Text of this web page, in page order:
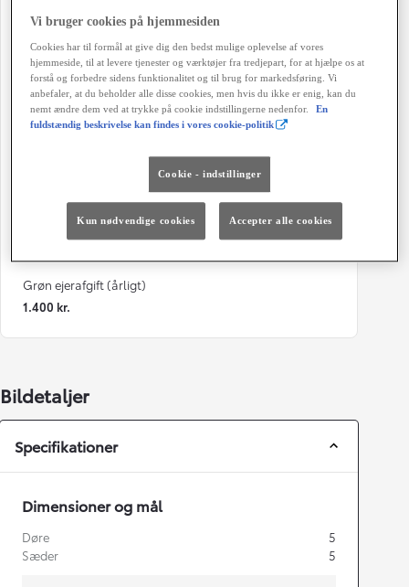
06-2024
Kilometertal
23.000 km
Brændstof
Hybrid Benzin
Karosseri
Hestekræfter
Geartype
Automatisk gearkasse
Farve
Grøn ejerafgift (årligt)
1.400 kr.
Bildetaljer
Specifikationer
Dimensioner og mål
Døre
5
Sæder
5
Vi bruger cookies på hjemmesiden
Cookies har til formål at give dig den bedst mulige oplevelse af vores
hjemmeside, til at levere tjenester og værktøjer fra tredjepart, for at hjælpe os at
forstå og forbedre sidens funktionalitet og til brug for markedsføring. Vi
anbefaler, at du beholder alle disse cookies, men hvis du ikke er enig, kan du
nemt ændre dem ved at trykke på cookie indstillingerne nedenfor.
En
fuldstændig beskrivelse kan findes i vores cookie-politik
Cookie - indstillinger
Kun nødvendige cookies Accepter alle cookies